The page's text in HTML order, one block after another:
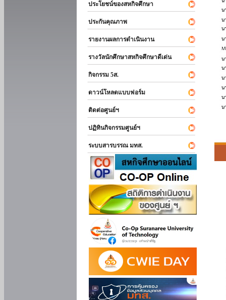
ประโยชน์ของสหกิจศึกษา
ประกันคุณภาพ
รายงานผลการดำเนินงาน
รางวัลนักศึกษาสหกิจศึกษาดีเด่น
กิจกรรม 5ส.
ดาวน์โหลดแบบฟอร์ม
ติดต่อศูนย์ฯ
ปฏิทินกิจกรรมศูนย์ฯ
ระบบสารบรรณ มทส.